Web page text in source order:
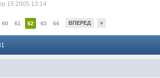
15 2005 13:14
60 61 62 63 64 ВПЕРЕД »